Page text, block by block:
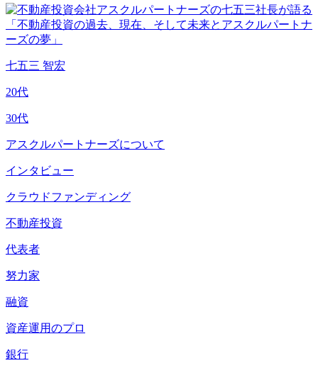
七五三 智宏
20代
30代
アスクルパートナーズについて
インタビュー
クラウドファンディング
不動産投資
代表者
努力家
融資
資産運用のプロ
銀行